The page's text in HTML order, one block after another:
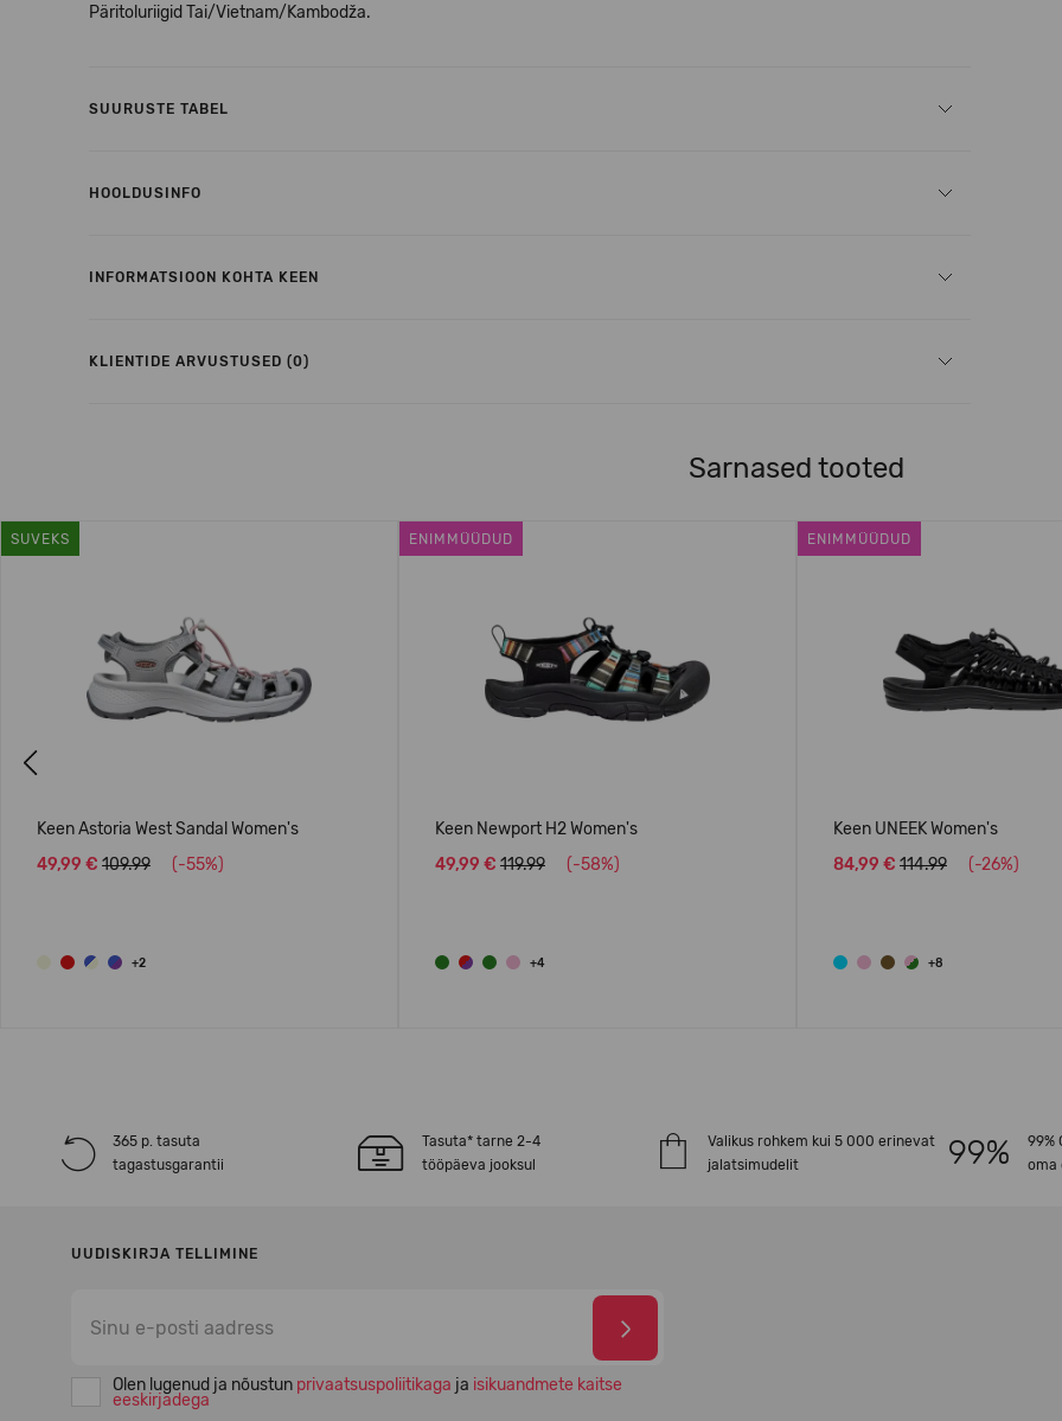
Päritoluriigid Tai/Vietnam/Kambodža.
SUURUSTE TABEL
HOOLDUSINFO
INFORMATSIOON KOHTA KEEN
KLIENTIDE ARVUSTUSED (0)
Sarnased tooted
SUVEKS
Keen Astoria West Sandal Women's
49,99 € 109.99 (-55%)
+2
ENIMMÜÜDUD
Keen Newport H2 Women's
49,99 € 119.99 (-58%)
+4
ENIMMÜÜDUD
Keen UNEEK Women's
84,99 € 114.99 (-26%)
+8
365 p. tasuta
tagastusgarantii
Tasuta* tarne 2-4
tööpäeva jooksul
Valikus rohkem kui 5 000 erinevat
jalatsimudelit
99%
oma
UUDISKIRJA TELLIMINE
Olen lugenud ja nõustun privaatsuspoliitikaga ja isikuandmete kaitse
eeskirjadega